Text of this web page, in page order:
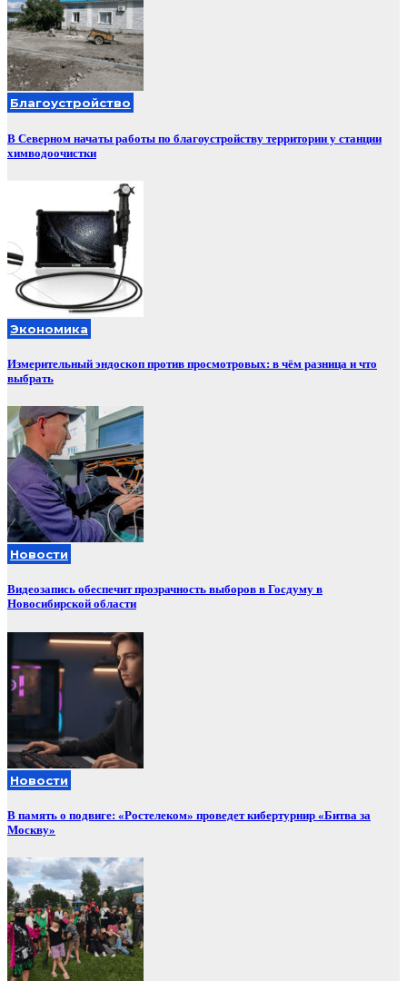
Благоустройство
В Северном начаты работы по благоустройству территории у станции
химводоочистки
Экономика
Измерительный эндоскоп против просмотровых: в чём разница и что
выбрать
Новости
Видеозапись обеспечит прозрачность выборов в Госдуму в
Новосибирской области
Новости
В память о подвиге: «Ростелеком» проведет кибертурнир «Битва за
Москву»